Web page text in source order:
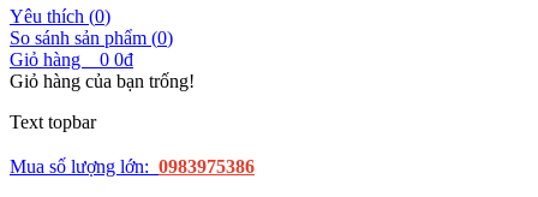
Yêu thích (0)
So sánh sản phẩm (0)
Giỏ hàng
0 0đ
Giỏ hàng của bạn trống!
Text topbar
Mua số lượng lớn: 0983975386